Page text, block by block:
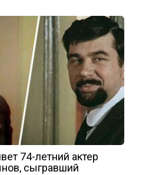
74-летний актер
сыгравший